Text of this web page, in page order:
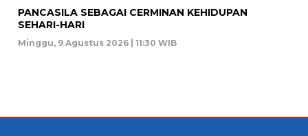
PANCASILA SEBAGAI CERMINAN KEHIDUPAN
SEHARI-HARI
Minggu, 9 Agustus 2026 | 11:30 WIB